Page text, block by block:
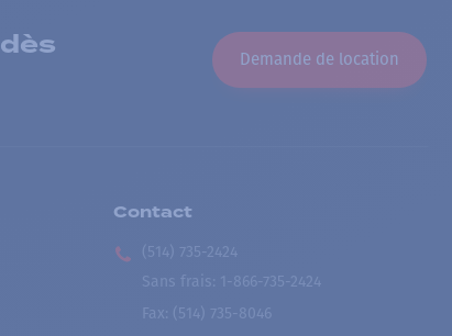
Demande de location
Contact
(514) 735-2424
Sans frais
1-866-735-2424
Fax: (514) 735-8046